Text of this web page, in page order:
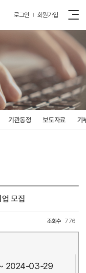
로그인 회원가입
기관동정 보도자료 기
모집
조회수 776
2024-03-29